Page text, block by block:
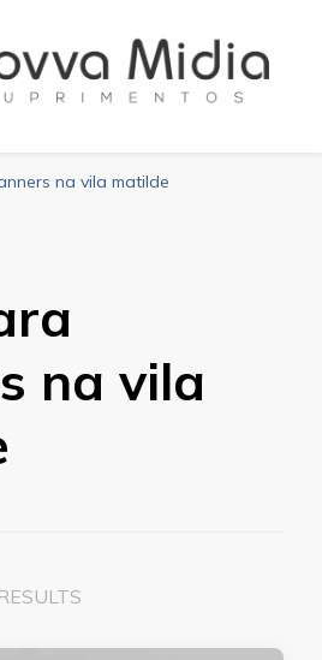
na vila matilde
na vila